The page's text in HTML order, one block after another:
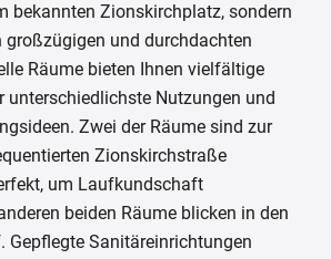
bekannten Zionskirchplatz, sondern
großzügigen und durchdachten
Räume bieten Ihnen vielfältige
unterschiedlichste Nutzungen und
Zwei der Räume sind zur
Zionskirchstraße
um Laufkundschaft
beiden Räume blicken in den
Gepflegte Sanitäreinrichtungen